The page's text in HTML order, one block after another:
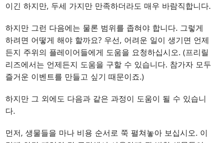
이긴 하지만, 두세 가지만 만족하더라도 매우 바람직합니다.
하지만 그런 다음에는 물론 범위를 좁혀야 합니다. 그렇게
하려면 어떻게 해야 할까요? 우선, 어려운 일이 생기면 언제
든지 주위의 플레이어들에게 도움을 요청하십시오. (프리릴
리즈에서는 언제든지 도움을 구할 수 있습니다. 참가자 모두
즐거운 이벤트를 만들고 싶기 때문이죠.)
하지만 그 외에도 다음과 같은 과정이 도움이 될 수 있습니
다.
먼저, 생물들을 마나 비용 순서로 쭉 펼쳐놓아 보십시오. 이